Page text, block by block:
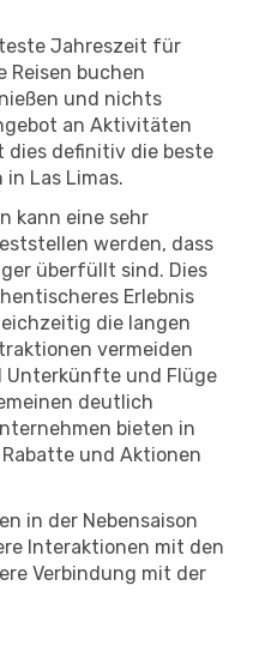
Jahreszeit für
Reisen buchen
und nichts
an Aktivitäten
dies definitiv die beste
Las Limas.
kann eine sehr
werden, dass
überfüllt sind. Dies
Erlebnis
die langen
vermeiden
Unterkünfte und Flüge
deutlich
bieten in
und Aktionen
in der Nebensaison
Interaktionen mit den
Verbindung mit der